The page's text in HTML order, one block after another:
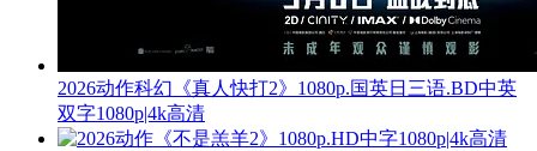
2026动作科幻《真人快打2》1080p.国英日三语.BD中英
双字1080p|4k高清